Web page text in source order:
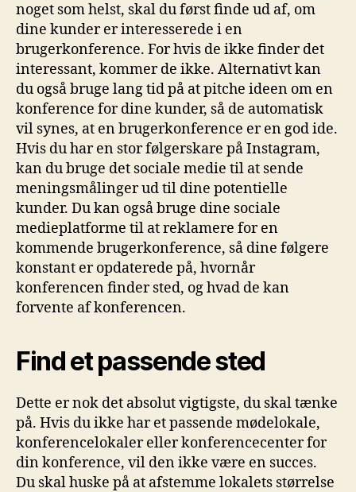
noget som helst, skal du først finde ud af, om
dine kunder er interesserede i en
brugerkonference. For hvis de ikke finder det
interessant, kommer de ikke. Alternativt kan
du også bruge lang tid på at pitche ideen om en
konference for dine kunder, så de automatisk
vil synes, at en brugerkonference er en god ide.
Hvis du har en stor følgerskare på Instagram,
kan du bruge det sociale medie til at sende
meningsmålinger ud til dine potentielle
kunder. Du kan også bruge dine sociale
medieplatforme til at reklamere for en
kommende brugerkonference, så dine følgere
konstant er opdaterede på, hvornår
konferencen finder sted, og hvad de kan
forvente af konferencen.
Find et passende sted
Dette er nok det absolut vigtigste, du skal tænke
på. Hvis du ikke har et passende mødelokale,
konferencelokaler eller konferencecenter for
din konference, vil den ikke være en succes.
Du skal huske på at afstemme lokalets størrelse